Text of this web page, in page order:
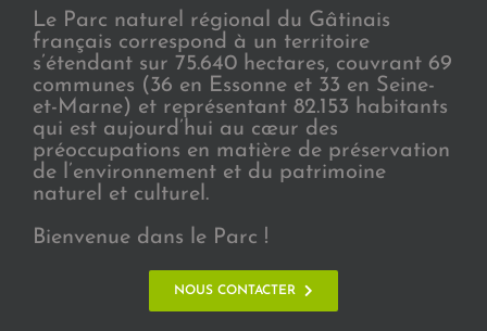
Le Parc naturel régional du Gâtinais
français correspond à un territoire
s’étendant sur 75.640 hectares, couvrant 69
communes (36 en Essonne et 33 en Seine-
et-Marne) et représentant 82.153 habitants
qui est aujourd’hui au cœur des
préoccupations en matière de préservation
de l’environnement et du patrimoine
naturel et culturel.
Bienvenue dans le Parc !
NOUS CONTACTER